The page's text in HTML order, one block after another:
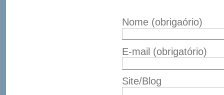
Nome (obrigaório)
E-mail (obrigatório)
Site/Blog